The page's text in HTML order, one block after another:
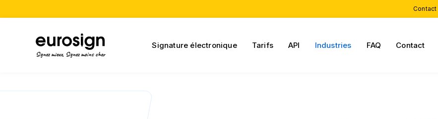
Contact
Signez mieux, Signez moins cher
Signature électronique Tarifs API Industries FAQ Contact